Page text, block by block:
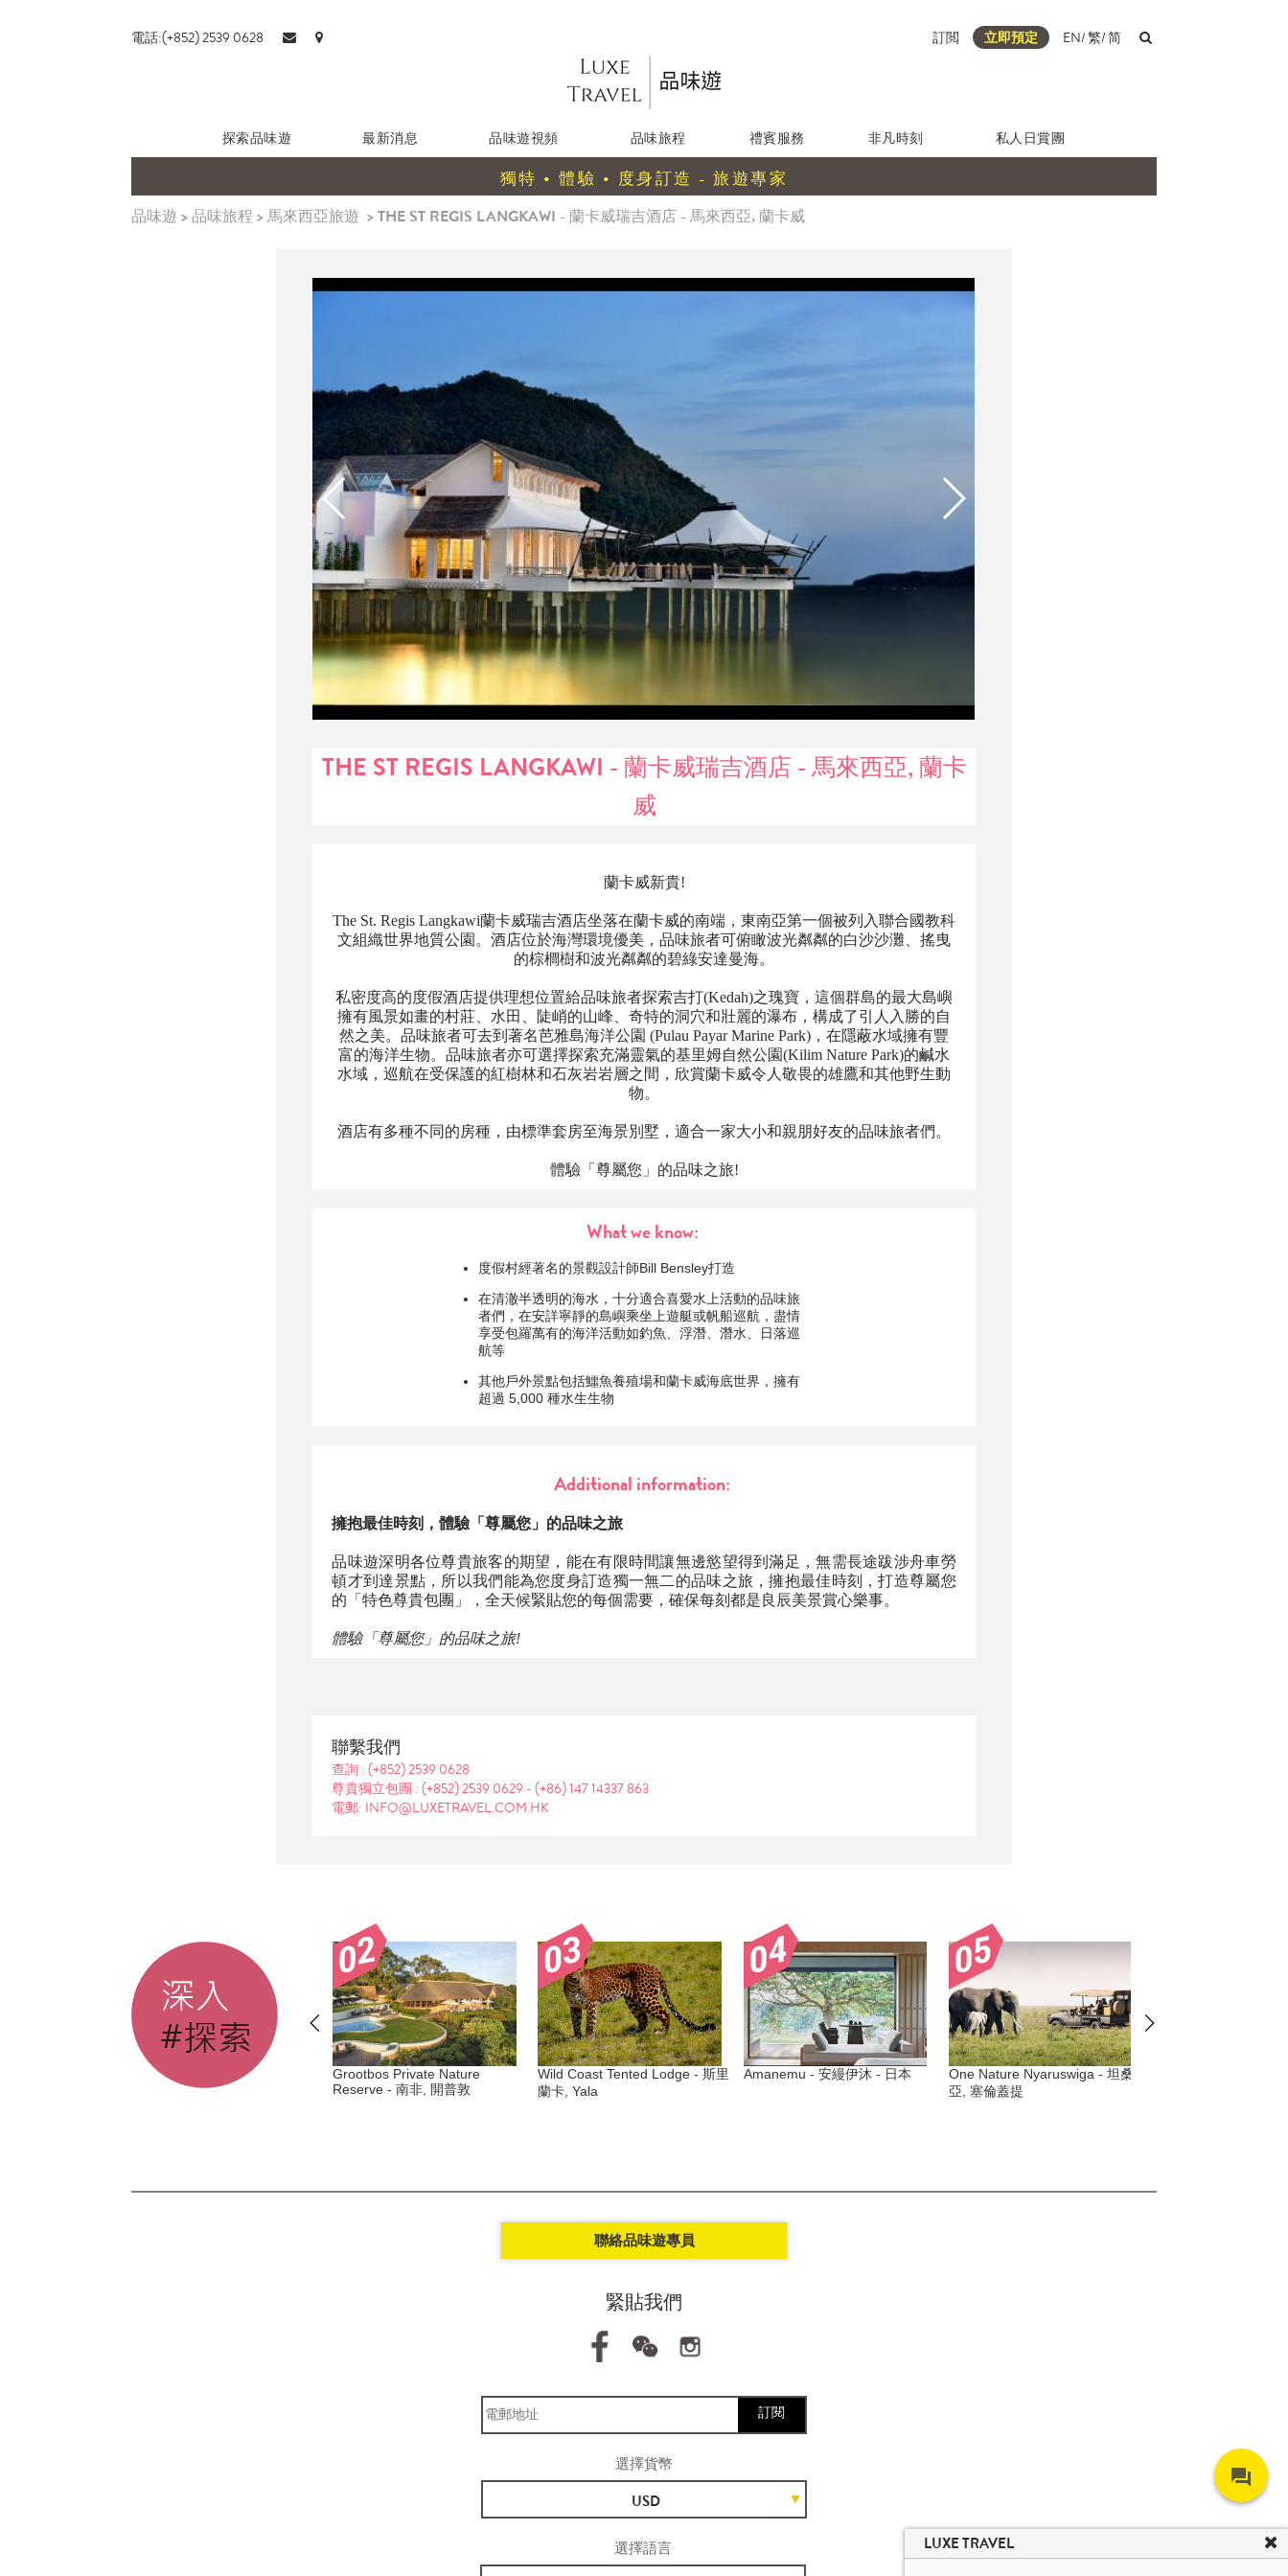
電話:(+852) 2539 0628 訂閲 立即預定 EN/繁/简
探索品味遊 最新消息 品味遊視頻 品味旅程 禮賓服務 非凡時刻 私人日賞團
獨特 • 體驗 • 度身訂造 - 旅遊專家
品味遊 > 品味旅程 >馬來西亞旅遊 >THE ST REGIS LANGKAWI - 蘭卡威瑞吉酒店 - 馬來西亞, 蘭卡威
THE ST REGIS LANGKAWI - 蘭卡威瑞吉酒店 - 馬來西亞, 蘭卡
威
蘭卡威新貴!
The St. Regis Langkawi蘭卡威瑞吉酒店坐落在蘭卡威的南端，東南亞第一個被列入聯合國教科
文組織世界地質公園。酒店位於海灣環境優美，品味旅者可俯瞰波光粼粼的白沙沙灘、搖曳
的棕櫚樹和波光粼粼的碧綠安達曼海。
私密度高的度假酒店提供理想位置給品味旅者探索吉打(Kedah)之瑰寶，這個群島的最大島嶼
擁有風景如畫的村莊、水田、陡峭的山峰、奇特的洞穴和壯麗的瀑布，構成了引人入勝的自
然之美。品味旅者可去到著名芭雅島海洋公園 (Pulau Payar Marine Park)，在隱蔽水域擁有豐
富的海洋生物。品味旅者亦可選擇探索充滿靈氣的基里姆自然公園(Kilim Nature Park)的鹹水
水域，巡航在受保護的紅樹林和石灰岩岩層之間，欣賞蘭卡威令人敬畏的雄鷹和其他野生動
物。
酒店有多種不同的房種，由標準套房至海景別墅，適合一家大小和親朋好友的品味旅者們。
體驗「尊屬您」的品味之旅!
What we know:
度假村經著名的景觀設計師Bill Bensley打造
在清澈半透明的海水，十分適合喜愛水上活動的品味旅
者們，在安詳寧靜的島嶼乘坐上遊艇或帆船巡航，盡情
享受包羅萬有的海洋活動如釣魚、浮潛、潛水、日落巡
航等
其他戶外景點包括鱷魚養殖場和蘭卡威海底世界，擁有
超過 5,000 種水生生物
Additional information:
擁抱最佳時刻，體驗「尊屬您」的品味之旅
品味遊深明各位尊貴旅客的期望，能在有限時間讓無邊慾望得到滿足，無需長途跋涉舟車勞
頓才到達景點，所以我們能為您度身訂造獨一無二的品味之旅，擁抱最佳時刻，打造尊屬您
的「特色尊貴包團」，全天候緊貼您的每個需要，確保每刻都是良辰美景賞心樂事。
體驗「尊屬您」的品味之旅!
聯繫我們
查詢 :(+852) 2539 0628
尊貴獨立包團 :(+852) 2539 0629 -(+86) 147 14337 863
電郵: INFO@LUXETRAVEL.COM.HK
Six Senses Duxton - 新加坡, 丹
Grootbos Private Nature
Reserve - 南非, 開普敦
Wild Coast Tented Lodge - 斯里
蘭卡, Yala
Amanemu - 安縵伊沐 - 日本
One Nature Nyaruswiga - 坦桑尼
亞, 塞倫蓋提
聯絡品味遊專員
緊貼我們
訂閱
選擇貨幣
USD
選擇語言
LUXE TRAVEL